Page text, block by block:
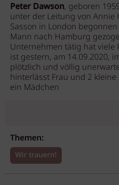
Peter Dawson, geboren
unter der Leitung von Annie
Sasson in London
Mann nach Hamburg
Unternehmen tätig hat viele
ist gestern, am 14.09.2020,
plötzlich und völlig
hinterlässt Frau und 2
ein Mädchen
Themen:
Wir trauern!